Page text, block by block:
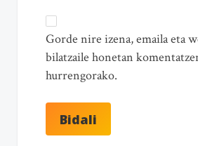
Gorde nire izena, emaila eta
bilatzaile honetan
hurrengorako.